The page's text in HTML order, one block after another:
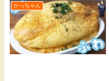
かっちゃん